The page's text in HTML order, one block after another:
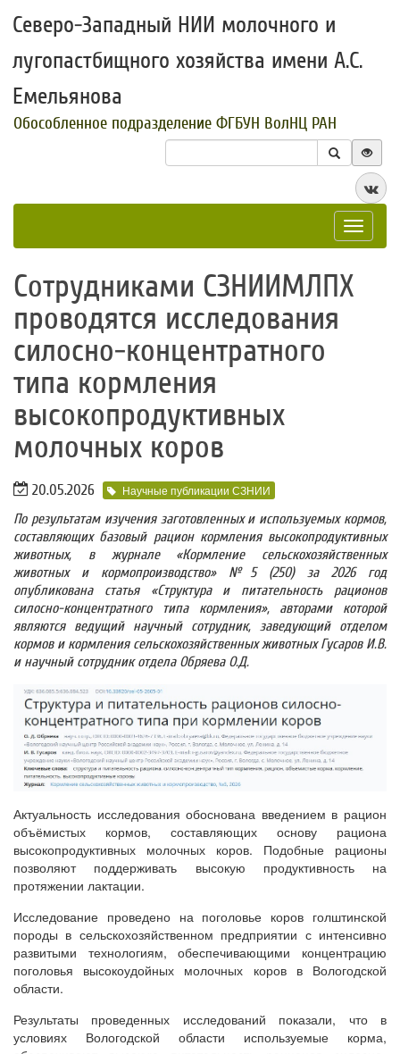
Северо-Западный НИИ молочного и
лугопастбищного хозяйства имени А.С.
Емельянова
Обособленное подразделение ФГБУН ВолНЦ РАН
Toggle
Сотрудниками СЗНИИМЛПХ
проводятся исследования
силосно-концентратного
типа кормления
высокопродуктивных
молочных коров
20.05.2026 Научные публикации СЗНИИ
По результатам изучения заготовленных и используемых кормов,
составляющих базовый рацион кормления высокопродуктивных
животных, в журнале «Кормление сельскохозяйственных
животных и кормопроизводство» №5 (250) за 2026 год
опубликована статья «Структура и питательность рационов
силосно-концентратного типа кормления», авторами которой
являются ведущий научный сотрудник, заведующий отделом
кормов и кормления сельскохозяйственных животных Гусаров И.В.
и научный сотрудник отдела Обряева О.Д.
Актуальность исследования обоснована введением в рацион
объёмистых кормов, составляющих основу рациона
высокопродуктивных молочных коров. Подобные рационы
позволяют поддерживать высокую продуктивность на
протяжении лактации.
Исследование проведено на поголовье коров голштинской
породы в сельскохозяйственном предприятии с интенсивно
развитыми технологиям, обеспечивающими концентрацию
поголовья высокоудойных молочных коров в Вологодской
области.
Результаты проведенных исследований показали, что в
условиях Вологодской области используемые корма,